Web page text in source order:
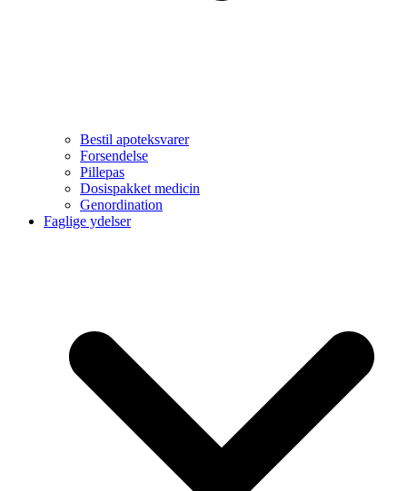
Bestil apoteksvarer
Forsendelse
Pillepas
Dosispakket medicin
Genordination
Faglige ydelser